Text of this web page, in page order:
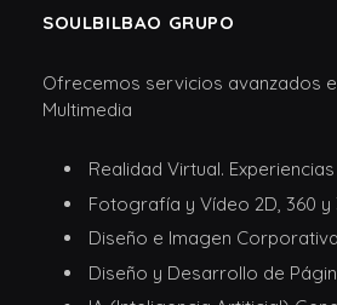
SOULBILBAO GRUPO
Ofrecemos servicios avanzados
Multimedia
Realidad Virtual.
Fotografía y Vídeo 2D, 360 y
Diseño e Imagen Corporativa
Diseño y Desarrollo de